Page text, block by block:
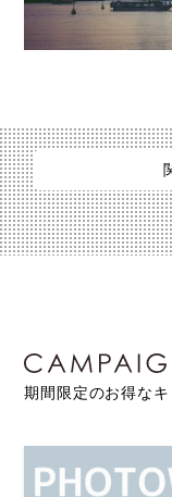
期間限定のお得な